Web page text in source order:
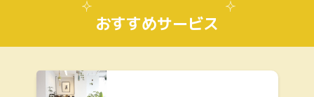
おすすめサービス